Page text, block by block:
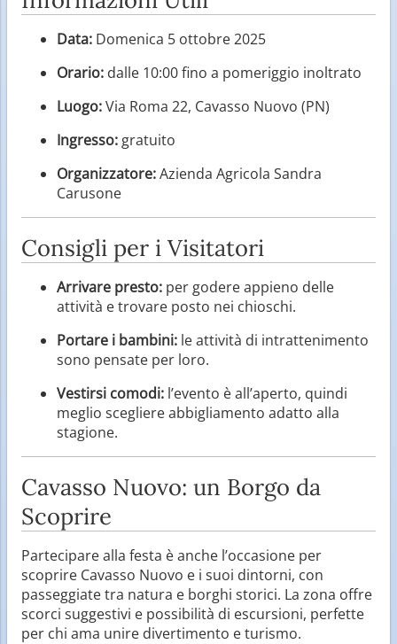
Data: Domenica 5 ottobre 2025
Orario: dalle 10:00 fino a pomeriggio inoltrato
Luogo:Via Roma 22, Cavasso Nuovo (PN)
Ingresso: gratuito
Organizzatore:Azienda Agricola Sandra
Carusone
Consigli per i Visitatori
Arrivare presto: per godere appieno delle
attività e trovare posto nei chioschi.
Portare i bambini: le attività di intrattenimento
sono pensate per loro.
Vestirsi comodi: l’evento è all’aperto, quindi
meglio scegliere abbigliamento adatto alla
stagione.
Cavasso Nuovo: un Borgo da
Scoprire
Partecipare alla festa è anche l’occasione per
scoprire Cavasso Nuovo e i suoi dintorni, con
passeggiate tra natura e borghi storici. La zona offre
scorci suggestivi e possibilità di escursioni, perfette
per chi ama unire divertimento e turismo.